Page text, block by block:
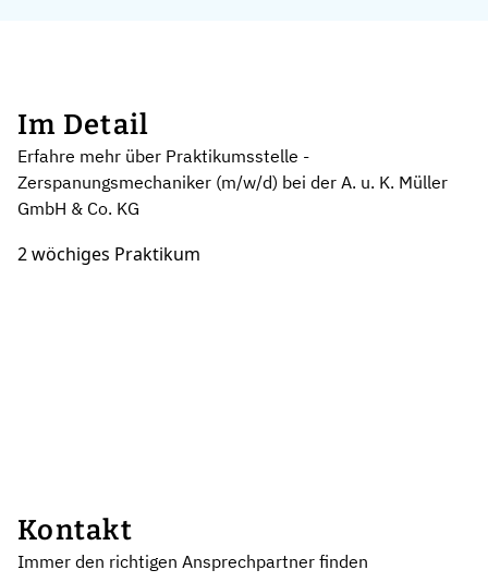
Im Detail
Erfahre mehr über Praktikumsstelle -
Zerspanungsmechaniker (m/w/d) bei der A. u. K. Müller
GmbH & Co. KG
2 wöchiges Praktikum
Kontakt
Immer den richtigen Ansprechpartner finden